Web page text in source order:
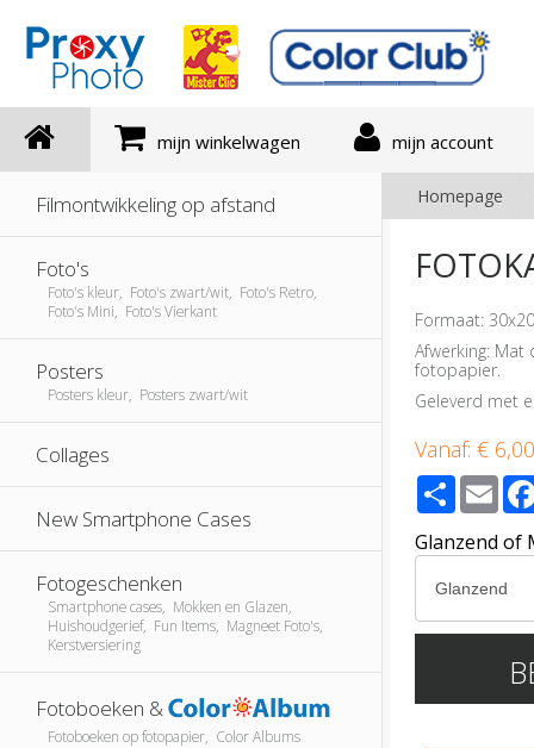
mijn winkelwagen mijn account
Filmontwikkeling op afstand
Foto's
Foto's kleur, Foto's zwart/wit, Foto's Retro,
Foto's Mini, Foto's Vierkant
Posters
Posters kleur, Posters zwart/wit
Collages
New Smartphone Cases
Fotogeschenken
Smartphone cases, Mokken en Glazen,
Huishoudgerief, Fun Items, Magneet Foto's,
Kerstversiering
Fotoboeken &
Fotoboeken op fotopapier, Color Albums
Homepage
Formaat:
Afwerking: Mat
fotopapier.
Geleverd met
Vanaf:€
Share
Glanzend of